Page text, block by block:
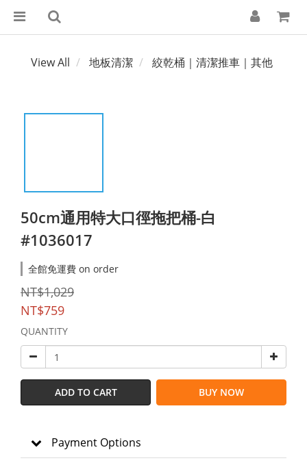
View All 地板清潔 絞乾桶｜清潔推車｜其他
50cm通用特大口徑拖把桶-白
#1036017
全館免運費 on order
NT$1,029
NT$759
QUANTITY
ADD TO CART BUY NOW
Payment Options